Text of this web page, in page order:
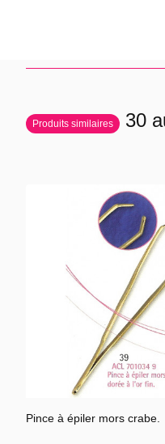
Produits similaires 30
Voir l'article
Pince à épiler mors crabe.